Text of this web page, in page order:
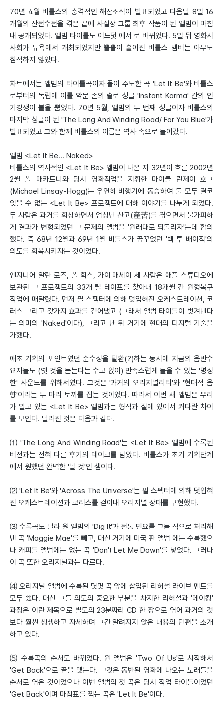
70년 4월 비틀스의 충격적인 해산소식이 발표되었고 다음달 8일 16
개월의 산전수전을 겪은 끝에 사실상 그룹 최후 작품이 된 앨범이 마침
내 공개되었다. 앨범 타이틀도 어느덧 에서 로 바뀌었다. 5일 뒤 영화시
사회가 뉴욕에서 개최되었지만 뿔뿔이 흩어진 비틀스 멤버는 아무도
참석하지 않았다.
차트에서는 앨범의 타이틀곡이자 폴이 주도한 곡 'Let It Be'와 비틀스
로부터의 독립에 이를 악문 존의 솔로 싱글 'Instant Karma' 간의 인
기경쟁이 불을 뿜었다. 70년 5월, 앨범의 두 번째 싱글이자 비틀스의
마지막 싱글이 된 'The Long And Winding Road/ For You Blue'가
발표되었고 그와 함께 비틀스의 이름은 역사 속으로 들어갔다.
앨범 <Let It Be... Naked>
비틀스의 역사적인 <Let It Be> 앨범이 나온 지 32년이 흐른 2002년
2월 폴 매카트니와 당시 영화작업을 지휘한 마이클 린제이 호그
(Michael Linsay-Hogg)는 우연히 비행기에 동승하여 둘 모두 결코
잊을 수 없는 <Let It Be> 프로젝트에 대해 이야기를 나누게 되었다.
두 사람은 과거를 회상하면서 엄청난 산고(産苦)를 겪으면서 불가피하
게 결과가 변형되었던 그 문제의 앨범을 '원래대로 되돌리자'는데 합의
했다. 즉 68년 12월과 69년 1월 비틀스가 꿈꾸었던 '백 투 배이직'의
의도를 회복시키자는 것이었다.
엔지니어 알란 로즈, 폴 힉스, 가이 매세이 세 사람은 애플 스튜디오에
보관된 그 프로젝트의 33개 릴 테이프를 찾아내 18개월 간 원형복구
작업에 매달렸다. 먼저 필 스펙터에 의해 덧입혀진 오케스트레이션, 코
러스 그리고 갖가지 효과를 걷어냈고 (그래서 앨범 타이틀이 벗겨낸다
는 의미의 'Naked'이다), 그리고 난 뒤 거기에 현대의 디지털 기술을
가했다.
애초 기획의 포인트였던 순수성을 탈환(?)하는 동시에 지금의 음반수
요자들도 (옛 것을 듣는다는 수고 없이) 만족스럽게 들을 수 있는 '명징
한' 사운드를 위해서였다. 그것은 '과거의 오리지널리티'와 '현대적 음
향'이라는 두 마리 토끼를 잡는 것이었다. 따라서 이번 새 앨범은 우리
가 알고 있는 <Let It Be> 앨범과는 형식과 질에 있어서 커다란 차이
를 보인다. 달라진 것은 다음과 같다.
⑴ 'The Long And Winding Road'는 <Let It Be> 앨범에 수록된
버전과는 전혀 다른 후기의 테이크를 담았다. 비틀스가 초기 기획단계
에서 원했던 완벽한 '날 것'인 셈이다.
⑵ 'Let It Be'와 'Across The Universe'는 필 스펙터에 의해 덧입혀
진 오케스트레이션과 코러스를 걷어내 오리지널 상태를 구현했다.
⑶ 수록곡도 달라 원 앨범의 'Dig It'과 전통 민요를 그들 식으로 처리해
낸 곡 'Maggie Mae'를 빼고, 대신 거기에 미국 판 앨범 에는 수록했으
나 캐피틀 앨범에는 없는 곡 'Don't Let Me Down'를 넣었다. 그러나
이 곡 또한 오리지널과는 다르다.
⑷ 오리지널 앨범에 수록된 몇몇 곡 앞에 삽입된 리허설 라이브 멘트를
모두 뺐다. 대신 그들 의도의 중요한 부분을 차지한 리허설과 '메이킹'
과정은 이란 제목으로 별도의 23분짜리 CD 한 장으로 엮어 과거의 것
보다 훨씬 생생하고 자세하며 그간 알려지지 않은 내용의 단편을 소개
하고 있다.
⑸ 수록곡의 순서도 바뀌었다. 원 앨범은 'Two Of Us'로 시작해서
'Get Back'으로 끝을 맺는다. 그것은 동반된 영화에 나오는 노래들을
순서로 엮은 것이었으나 이번 앨범의 첫 곡은 당시 작업 타이틀이었던
'Get Back'이며 마침표를 찍는 곡은 'Let It Be'이다.